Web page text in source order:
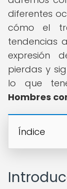
diferentes
cómo el
tendencias
expresión
pierdas y
lo que
Hombres
Índice